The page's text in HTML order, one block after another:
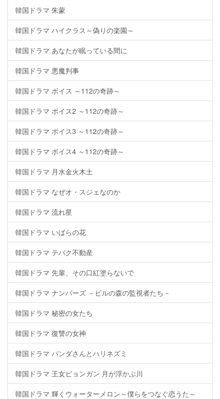
韓国ドラマ 朱蒙
韓国ドラマ ハイクラス～偽りの楽園～
韓国ドラマ あなたが眠っている間に
韓国ドラマ 悪魔判事
韓国ドラマ ボイス ～112の奇跡～
韓国ドラマ ボイス2 ～112の奇跡～
韓国ドラマ ボイス3 ～112の奇跡～
韓国ドラマ ボイス4 ～112の奇跡～
韓国ドラマ 月水金火木土
韓国ドラマ なぜオ・スジェなのか
韓国ドラマ 流れ星
韓国ドラマ いばらの花
韓国ドラマ テバク不動産
韓国ドラマ 先輩、その口紅塗らないで
韓国ドラマ ナンバーズ －ビルの森の監視者たち－
韓国ドラマ 秘密の女たち
韓国ドラマ 復讐の女神
韓国ドラマ パンダさんとハリネズミ
韓国ドラマ 王女ピョンガン 月が浮かぶ川
韓国ドラマ 輝くウォーターメロン～僕らをつなぐ恋うた～